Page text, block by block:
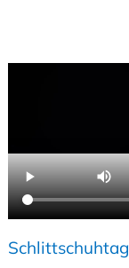
Schlittschuhtag